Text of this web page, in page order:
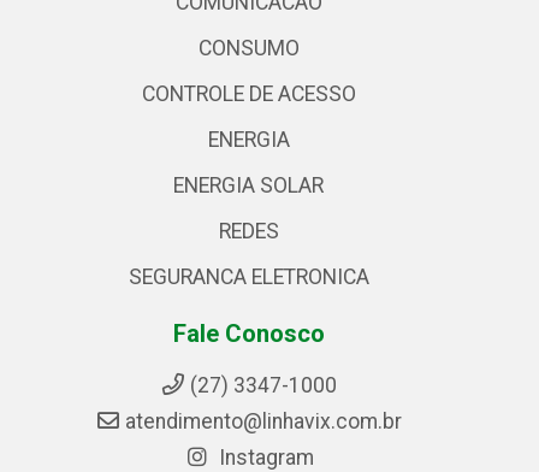
CONSUMO
CONTROLE DE ACESSO
ENERGIA
ENERGIA SOLAR
REDES
SEGURANCA ELETRONICA
Fale Conosco
(27) 3347-1000
atendimento@linhavix.com.br
Instagram